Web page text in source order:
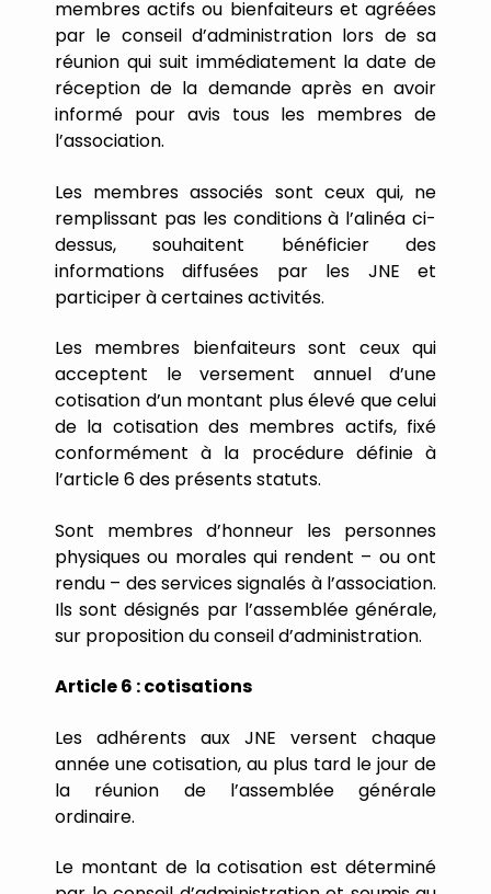
membres actifs ou bienfaiteurs et agréées
par le conseil d’administration lors de sa
réunion qui suit immédiatement la date de
réception de la demande après en avoir
informé pour avis tous les membres de
l’association.
Les membres associés sont ceux qui, ne
remplissant pas les conditions à l’alinéa ci-
dessus,
souhaitent bénéficier
des
informations
diffusées par les JNE
et
participeràcertainesactivités.
Les membres bienfaiteurs sont ceux qui
acceptent
le versement annuel d’une
cotisation d’un montant plusélevé quecelui
de la cotisation des membres actifs, fixé
conformément à la procédure définie à
l’article6des présentsstatuts.
Sont membres d’honneur les personnes
physiques ou morales qui rendent – ou ont
rendu – desservicessignalés à l’association.
Ils sont désignés par l’assemblée générale,
sur propositionduconseild’administration.
Article6 :cotisations
Les adhérents aux JNE versent
chaque
année une cotisation, au plus tard le jour de
la
réunion de l’assemblée
générale
ordinaire.
Le montant de la cotisation est déterminé